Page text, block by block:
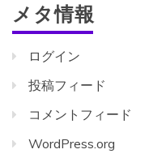
メタ情報
ログイン
投稿フィード
コメントフィード
WordPress.org